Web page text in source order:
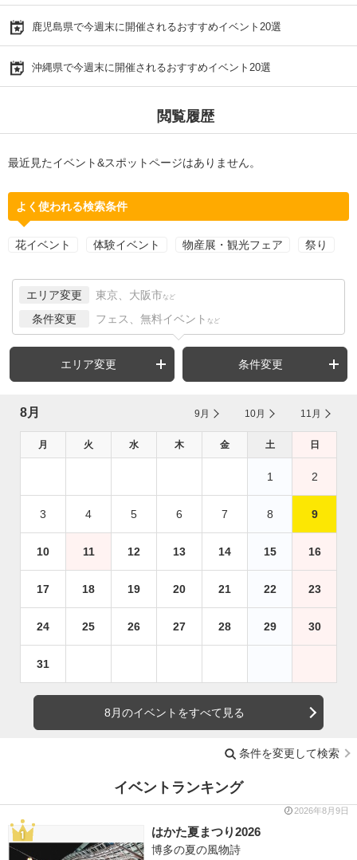
鹿児島県で今週末に開催されるおすすめイベント20選
沖縄県で今週末に開催されるおすすめイベント20選
閲覧履歴
最近見たイベント&スポットページはありません。
よく使われる検索条件
花イベント 体験イベント 物産展・観光フェア 祭り
エリア変更 東京、大阪市 など
条件変更 フェス、無料イベント など
エリア変更 条件変更
8月 9月 10月 11月
月 火 水 木 金 土 日
1 2
3 4 5 6 7 8 9
10 11 12 13 14 15 16
17 18 19 20 21 22 23
24 25 26 27 28 29 30
31
8月のイベントをすべて見る
条件を変更して検索
イベントランキング
2026年8月9日
はかた夏まつり2026
博多の夏の風物詩